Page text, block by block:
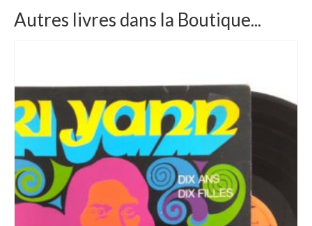
Autres livres dans la Boutique...